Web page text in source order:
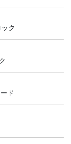
ク
ド